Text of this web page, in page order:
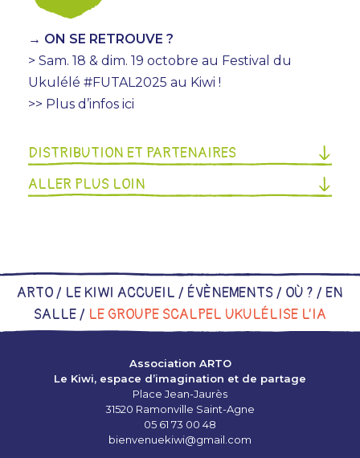
→ ON SE RETROUVE ?
> Sam. 18 & dim. 19 octobre au Festival du
Ukulélé #FUTAL2025 au Kiwi !
>> Plus d’infos ici
DISTRIBUTION ET PARTENAIRES
ALLER PLUS LOIN
ARTO / LE KIWI ACCUEIL / ÉVÈNEMENTS / OÙ ? / EN
SALLE/ LE GROUPE SCALPEL UKULÉLISE L’IA
Association ARTO
Le Kiwi, espace d’imagination et de partage
Place Jean-Jaurès
31520 Ramonville Saint-Agne
05 61 73 00 48
bienvenuekiwi@gmail.com